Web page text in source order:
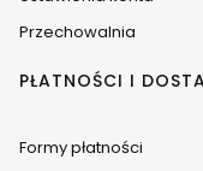
Przechowalnia
PŁATNOŚCI I
Formy płatności